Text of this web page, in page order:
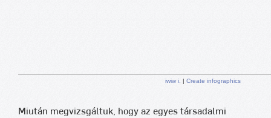
iwiw i. | Create infographics
Miután megvizsgáltuk, hogy az egyes társadalmi